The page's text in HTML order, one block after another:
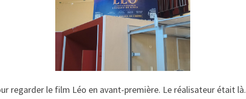
regarder le film Léo en avant-première. Le réalisateur était là.